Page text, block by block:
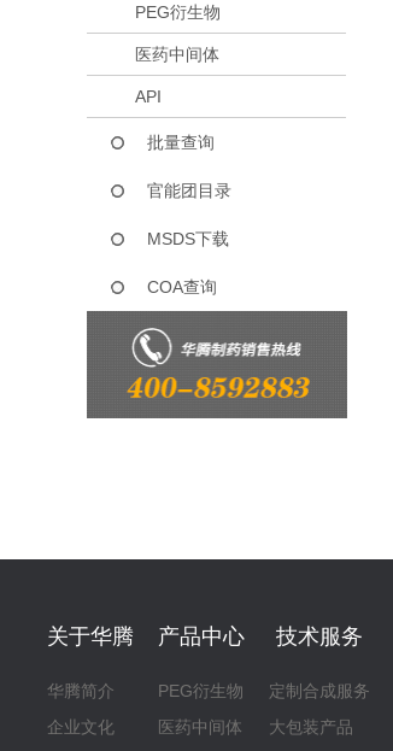
PEG衍生物
医药中间体
API
批量查询
官能团目录
MSDS下载
COA查询
关于华腾
华腾简介
企业文化
产品中心
PEG衍生物
医药中间体
技术服务
定制合成服务
大包装产品